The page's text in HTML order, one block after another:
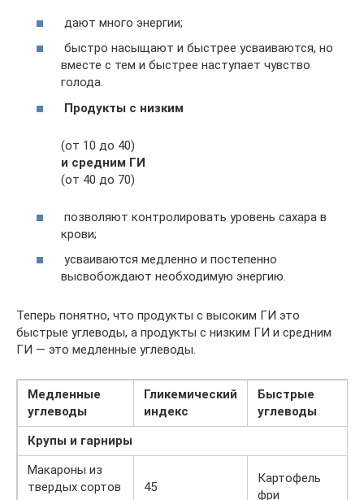
дают много энергии;
быстро насыщают и быстрее усваиваются, но
вместе с тем и быстрее наступает чувство
голода.
Продукты с низким
(от 10 до 40)
и средним ГИ
(от 40 до 70)
позволяют контролировать уровень сахара в
крови;
усваиваются медленно и постепенно
высвобождают необходимую энергию.
Теперь понятно, что продукты с высоким ГИ это
быстрые углеводы, а продукты с низким ГИ и средним
ГИ — это медленные углеводы.
Медленные
углеводы
Гликемический
индекс
Быстрые
углеводы
Крупы и гарниры
Макароны из
твердых сортов
45
Картофель
фри